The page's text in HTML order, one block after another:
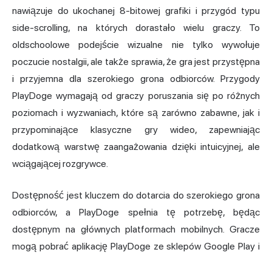
nawiązuje do ukochanej 8-bitowej grafiki i przygód typu
side-scrolling, na których dorastało wielu graczy. To
oldschoolowe podejście wizualne nie tylko wywołuje
poczucie nostalgii, ale także sprawia, że gra jest przystępna
i przyjemna dla szerokiego grona odbiorców. Przygody
PlayDoge wymagają od graczy poruszania się po różnych
poziomach i wyzwaniach, które są zarówno zabawne, jak i
przypominające klasyczne gry wideo, zapewniając
dodatkową warstwę zaangażowania dzięki intuicyjnej, ale
wciągającej rozgrywce.
Dostępność jest kluczem do dotarcia do szerokiego grona
odbiorców, a PlayDoge spełnia tę potrzebę, będąc
dostępnym na głównych platformach mobilnych. Gracze
mogą pobrać aplikację PlayDoge ze sklepów Google Play i